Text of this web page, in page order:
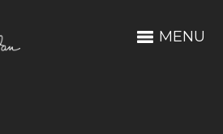
MENU